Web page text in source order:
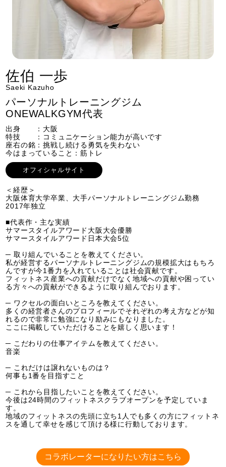
佐伯 一歩
Saeki Kazuho
パーソナルトレーニングジム
ONEWALKGYM代表
出身 ：大阪
特技 ：コミュニケーション能力が高いです
座右の銘：挑戦し続ける勇気を失わない
今はまっていること：筋トレ
オフィシャルサイト
＜経歴＞
大阪体育大学卒業、大手パーソナルトレーニングジム勤務
2017年独立
■代表作・主な実績
サマースタイルアワード大阪大会優勝
サマースタイルアワード日本大会5位
─ 取り組んでいることを教えてください。
私が経営するパーソナルトレーニングジムの規模拡大はもちろ
んですが今1番力を入れていることは社会貢献です。
フィットネス産業への貢献だけでなく地域への貢献や困ってい
る方々への貢献ができるように取り組んでおります。
─ ワクセルの面白いところを教えてください。
多くの経営者さんのプロフィールでそれぞれの考え方などが知
れるので非常に勉強になり励みにもなりました。
ここに掲載していただけることを嬉しく思います！
─ こだわりの仕事アイテムを教えてください。
音楽
─ これだけは譲れないものは？
何事も1番を目指すこと
─ これから目指したいことを教えてください。
今後は24時間のフィットネスクラブオープンを予定していま
す。
地域のフィットネスの先頭に立ち1人でも多くの方にフィットネ
スを通して幸せを感じて頂ける様に行動しております。
コラボレーターになりたい方はこちら